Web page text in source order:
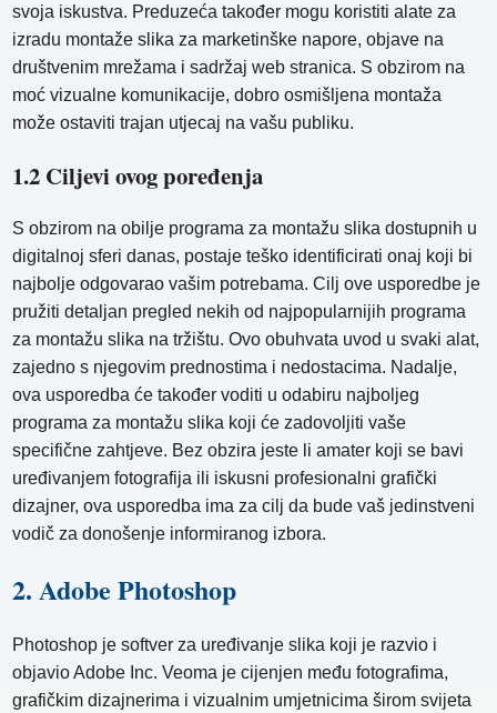
svoja iskustva. Preduzeća također mogu koristiti alate za
izradu montaže slika za marketinške napore, objave na
društvenim mrežama i sadržaj web stranica. S obzirom na
moć vizualne komunikacije, dobro osmišljena montaža
može ostaviti trajan utjecaj na vašu publiku.
1.2 Ciljevi ovog poređenja
S obzirom na obilje programa za montažu slika dostupnih u
digitalnoj sferi danas, postaje teško identificirati onaj koji bi
najbolje odgovarao vašim potrebama. Cilj ove usporedbe je
pružiti detaljan pregled nekih od najpopularnijih programa
za montažu slika na tržištu. Ovo obuhvata uvod u svaki alat,
zajedno s njegovim prednostima i nedostacima. Nadalje,
ova usporedba će također voditi u odabiru najboljeg
programa za montažu slika koji će zadovoljiti vaše
specifične zahtjeve. Bez obzira jeste li amater koji se bavi
uređivanjem fotografija ili iskusni profesionalni grafički
dizajner, ova usporedba ima za cilj da bude vaš jedinstveni
vodič za donošenje informiranog izbora.
2. Adobe Photoshop
Photoshop je softver za uređivanje slika koji je razvio i
objavio Adobe Inc. Veoma je cijenjen među fotografima,
grafičkim dizajnerima i vizualnim umjetnicima širom svijeta